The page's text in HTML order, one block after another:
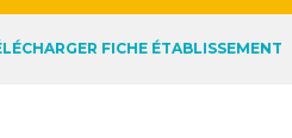
FICHE ÉTABLISSEMENT